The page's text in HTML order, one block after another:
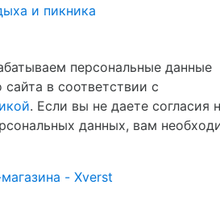
и пикника
персональные данные
в соответствии с
. Если вы не даете согласия
данных, вам
- Xverst